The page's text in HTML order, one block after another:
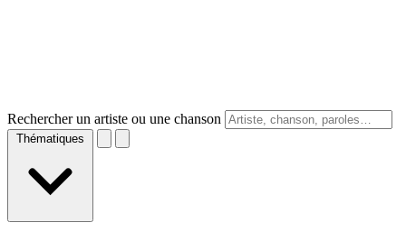
Rechercher un artiste ou une chanson
Thématiques